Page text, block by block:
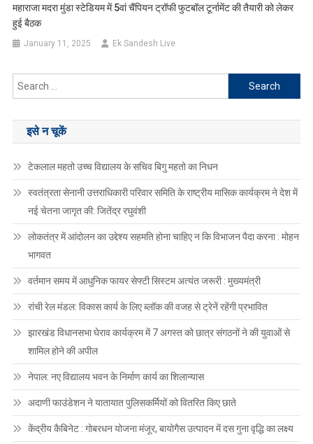
महाराजा मदरा मुंडा स्टेडियम में 5वां चैंपियन ट्रॉफी फुटबॉल टूर्नामेंट की तैयारी को लेकर
हुई बैठक
January 11, 2025 Ek Sandesh Live
Search
for:
इसे न चूकें
टेकलाल महतो उच्च विद्यालय के सचिव बिगु महतो का निधन
स्वतंत्रता सेनानी उत्तराधिकारी परिवार समिति के राष्ट्रीय मासिक कार्यक्रम ने देश में
नई चेतना जागृत की: जितेंद्र रघुवंशी
लोकतंत्र में आंदोलन का उद्देश्य सहमति होना चाहिए न कि विभाजन पैदा करना : मोहन
भागवत
वर्तमान समय में आधुनिक फायर सेफ्टी सिस्टम अत्यंत जरूरी : मुख्यमंत्री
रांची रेल मंडल: विकास कार्य के लिए ब्लॉक की वजह से ट्रेनें रहेंगी प्रभावित
झारखंड विधानसभा घेराव कार्यक्रम में 7 अगस्त को छात्र संगठनों ने की युवाओं से
शामिल होने की अपील
नेपाल: नए विद्यालय भवन के निर्माण कार्य का शिलान्यास
अदाणी फाउंडेशन ने यातायात पुलिसकर्मियों को वितरित किए छाते
केंद्रीय कैबिनेट : गोबरधन योजना मंजूर, बायोगैस उत्पादन में दस गुना वृद्धि का लक्ष्य